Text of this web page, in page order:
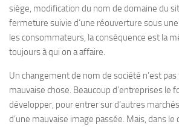
siège, modification du nom de domaine du
fermeture suivie d’une réouverture sous
les consommateurs, la conséquence est la
toujours à qui on a affaire.
Un changement de nom de société n’est
mauvaise chose. Beaucoup d’entreprises le
développer, pour entrer sur d’autres
d’une mauvaise image passée. Mais, dans le